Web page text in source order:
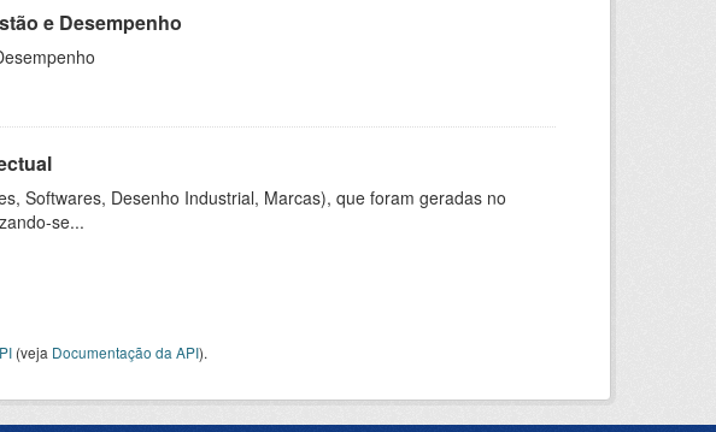
e Desempenho
Softwares, Desenho Industrial, Marcas), que foram geradas no
se...
(veja Documentação da API).